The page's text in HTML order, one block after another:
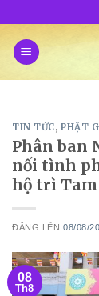
content
TIN TỨC,PHẬT
Phân ban
nối tình
hộ trì Tam
ĐĂNG LÊN08/08/
08
Th8